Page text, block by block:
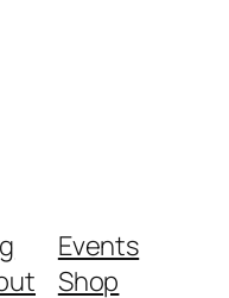
Events
Shop